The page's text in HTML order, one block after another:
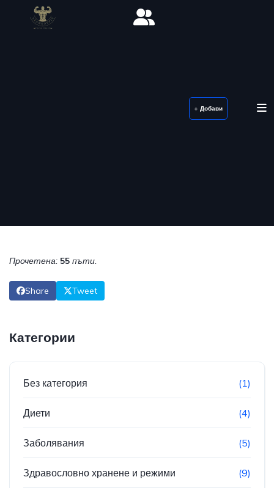
+ Добави
Прочетена: 55 пъти.
Share Tweet
Категории
Без категория (1)
Диети (4)
Заболявания (5)
Здравословно хранене и режими (9)